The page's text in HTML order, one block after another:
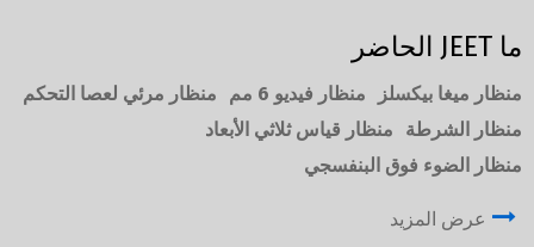
ما JEET الحاضر
منظار ميغا بيكسلز منظار فيديو 6 مم
منظار مرئي لعصا التحكم
منظار الشرطة
منظار قياس ثلاثي الأبعاد
منظار الضوء فوق البنفسجي
عرض المزيد